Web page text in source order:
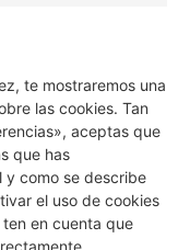
te mostraremos una
las cookies. Tan
aceptas que
que has
y como se describe
el uso de cookies
en cuenta que